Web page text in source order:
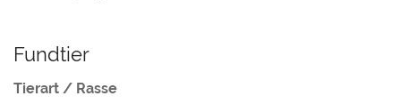
Fundtier
Tierart / Rasse